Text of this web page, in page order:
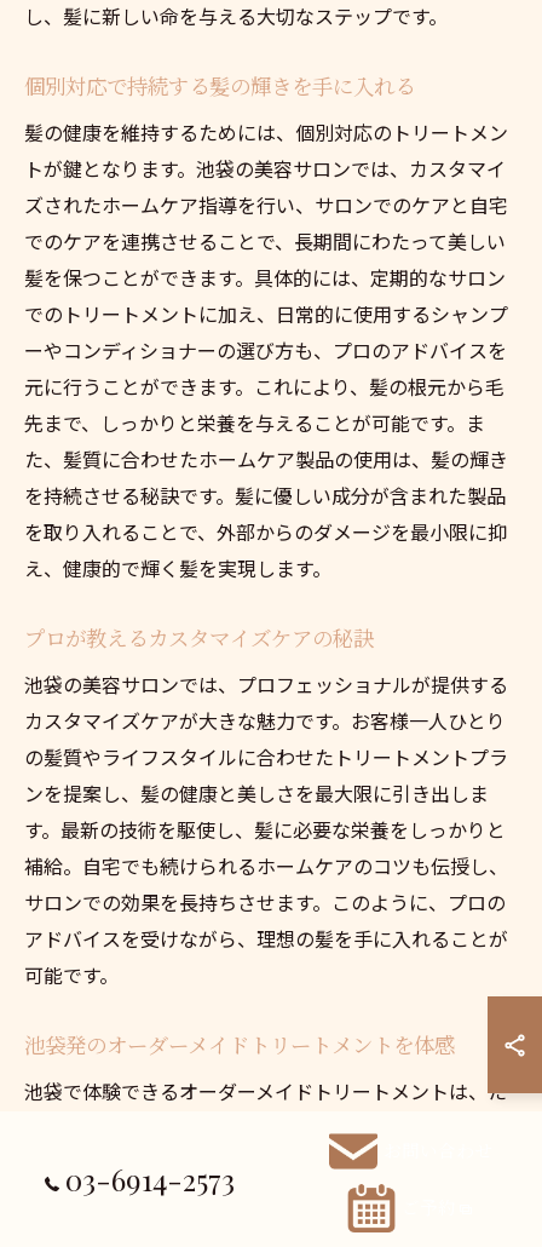
し、髪に新しい命を与える大切なステップです。
個別対応で持続する髪の輝きを手に入れる
髪の健康を維持するためには、個別対応のトリートメン
トが鍵となります。池袋の美容サロンでは、カスタマイ
ズされたホームケア指導を行い、サロンでのケアと自宅
でのケアを連携させることで、長期間にわたって美しい
髪を保つことができます。具体的には、定期的なサロン
でのトリートメントに加え、日常的に使用するシャンプ
ーやコンディショナーの選び方も、プロのアドバイスを
元に行うことができます。これにより、髪の根元から毛
先まで、しっかりと栄養を与えることが可能です。ま
た、髪質に合わせたホームケア製品の使用は、髪の輝き
を持続させる秘訣です。髪に優しい成分が含まれた製品
を取り入れることで、外部からのダメージを最小限に抑
え、健康的で輝く髪を実現します。
プロが教えるカスタマイズケアの秘訣
池袋の美容サロンでは、プロフェッショナルが提供する
カスタマイズケアが大きな魅力です。お客様一人ひとり
の髪質やライフスタイルに合わせたトリートメントプラ
ンを提案し、髪の健康と美しさを最大限に引き出しま
す。最新の技術を駆使し、髪に必要な栄養をしっかりと
補給。自宅でも続けられるホームケアのコツも伝授し、
サロンでの効果を長持ちさせます。このように、プロの
アドバイスを受けながら、理想の髪を手に入れることが
可能です。
池袋発のオーダーメイドトリートメントを体感
池袋で体験できるオーダーメイドトリートメントは、た
だの施術以上の価値を提供します。髪の悩みや願望に応
じたパーソナライズされたケアを受けることで、髪に輝
きを取り戻し、自信を持って日常を過ごせます。特に、
髪のダメージが気になる方には、深層から修復するトリ
03-6914-2573